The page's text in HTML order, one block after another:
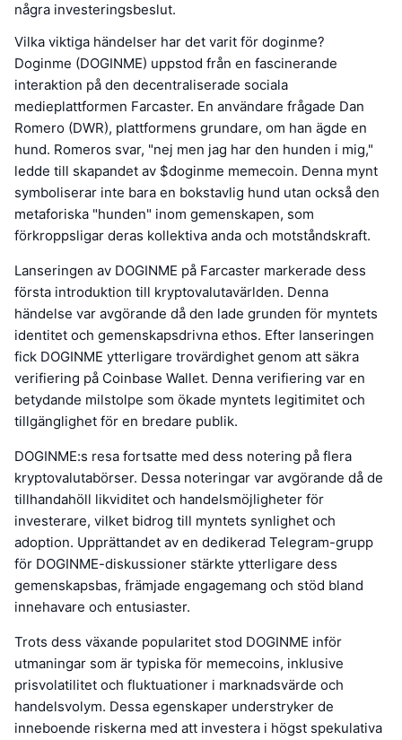
några investeringsbeslut.
Vilka viktiga händelser har det varit för doginme?
Doginme (DOGINME) uppstod från en fascinerande
interaktion på den decentraliserade sociala
medieplattformen Farcaster. En användare frågade Dan
Romero (DWR), plattformens grundare, om han ägde en
hund. Romeros svar, "nej men jag har den hunden i mig,"
ledde till skapandet av $doginme memecoin. Denna mynt
symboliserar inte bara en bokstavlig hund utan också den
metaforiska "hunden" inom gemenskapen, som
förkroppsligar deras kollektiva anda och motståndskraft.
Lanseringen av DOGINME på Farcaster markerade dess
första introduktion till kryptovalutavärlden. Denna
händelse var avgörande då den lade grunden för myntets
identitet och gemenskapsdrivna ethos. Efter lanseringen
fick DOGINME ytterligare trovärdighet genom att säkra
verifiering på Coinbase Wallet. Denna verifiering var en
betydande milstolpe som ökade myntets legitimitet och
tillgänglighet för en bredare publik.
DOGINME:s resa fortsatte med dess notering på flera
kryptovalutabörser. Dessa noteringar var avgörande då de
tillhandahöll likviditet och handelsmöjligheter för
investerare, vilket bidrog till myntets synlighet och
adoption. Upprättandet av en dedikerad Telegram-grupp
för DOGINME-diskussioner stärkte ytterligare dess
gemenskapsbas, främjade engagemang och stöd bland
innehavare och entusiaster.
Trots dess växande popularitet stod DOGINME inför
utmaningar som är typiska för memecoins, inklusive
prisvolatilitet och fluktuationer i marknadsvärde och
handelsvolym. Dessa egenskaper understryker de
inneboende riskerna med att investera i högst spekulativa